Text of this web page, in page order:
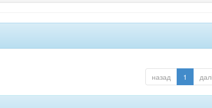
назад 1 далі